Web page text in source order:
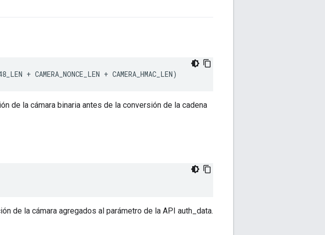
+ CAMERA_NONCE_LEN + CAMERA_HMAC_LEN)
de la cámara binaria antes de la conversión de la cadena
de la cámara agregados al parámetro de la API auth_data.